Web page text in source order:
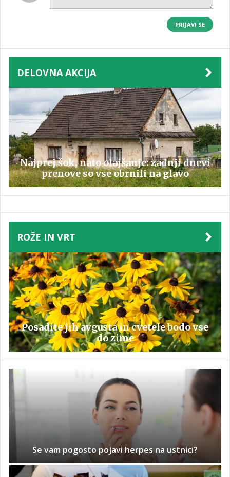
PRIJAVI SE
DELOVNA AKCIJA
Najprej šok, nato olajšanje: zadnji dnevi
prenove so vse obrnili na glavo
ROŽE IN VRT
Posadite jih avgusta in cvetele bodo vse
do zime
Se vam pogosto pojavi herpes na ustnici?